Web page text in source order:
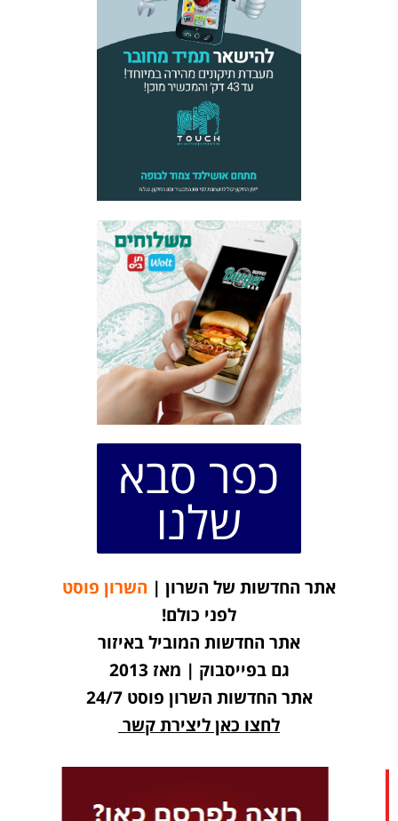
כפר סבא
שלנו
אתר החדשות של השרון | השרון פוסט
לפני כולם!
אתר החדשות המוביל באיזור
גם בפייסבוק | מאז 2013
אתר החדשות השרון פוסט 24/7
לחצו כאן ליצירת קשר